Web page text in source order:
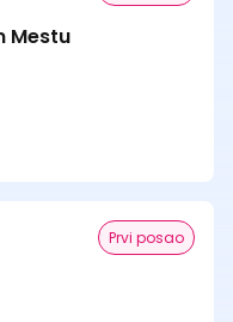
Mestu
Prvi posao